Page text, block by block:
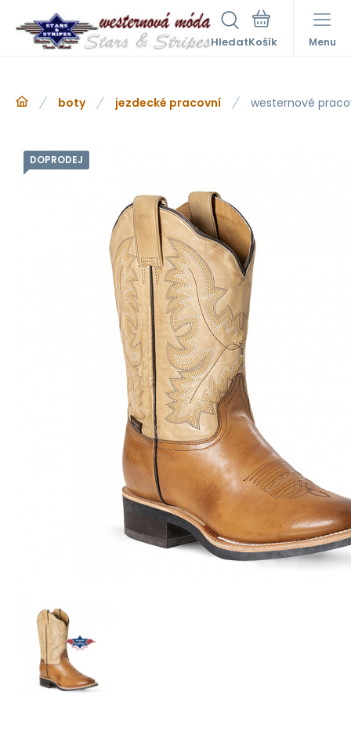
Hledat Menu
boty jezdecké pracovní westernové
DOPRODEJ